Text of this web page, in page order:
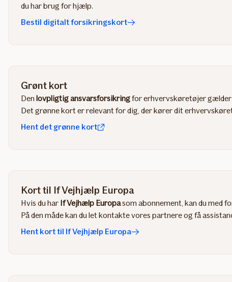
du har brug for hjælp.
Bestil digitalt forsikringskort
Grønt kort
Den lovpligtig ansvarsforsikringfor erhvervskøretøjer gælder
Det grønne kort er relevant for dig, der kører dit
Hent det grønne kort
Kort til If Vejhjælp Europa
Hvis du har If Vejhælp Europasom abonnement, kan du med
På den måde kan du let kontakte vores partnere og få
Hent kort til If Vejhjælp Europa